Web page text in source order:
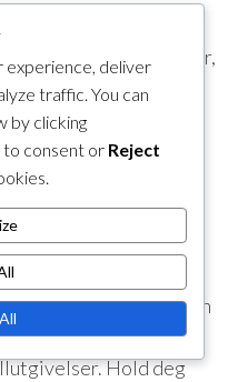
din.
eller arrangementer,
når belønningene kan
verdien av
for innløsningen.
tilbud og bonuser
dine. Dette kan
hvor du kan
kjøp eller
Hold deg
experience, deliver
traffic. You can
by clicking
to consent or Reject